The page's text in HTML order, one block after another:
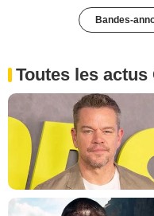
Bandes-
Toutes les actus